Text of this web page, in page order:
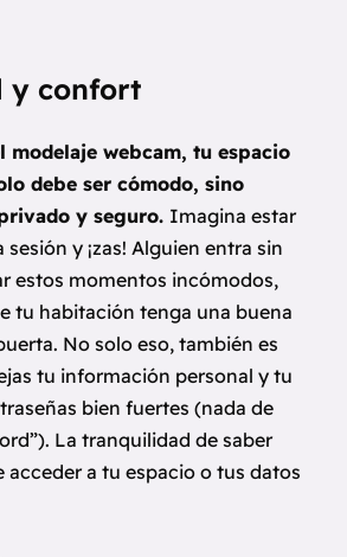
y confort
modelaje webcam, tu espacio
debe ser cómodo, sino
y seguro. Imagina estar
y ¡zas! Alguien entra sin
estos momentos incómodos,
tu habitación tenga una buena
No solo eso, también es
tu información personal y tu
bien fuertes (nada de
La tranquilidad de saber
acceder a tu espacio o tus datos